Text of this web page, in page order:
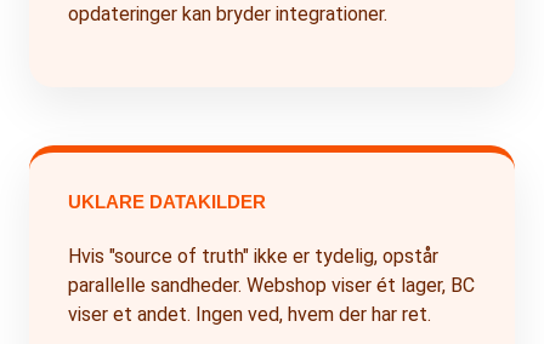
opdateringer kan bryder integrationer.
UKLARE DATAKILDER
Hvis "source of truth" ikke er tydelig, opstår
parallelle sandheder. Webshop viser ét lager, BC
viser et andet. Ingen ved, hvem der har ret.